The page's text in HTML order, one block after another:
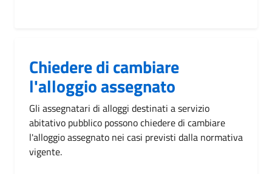
Chiedere di cambiare
l'alloggio assegnato
Gli assegnatari di alloggi destinati a servizio
abitativo pubblico possono chiedere di cambiare
l'alloggio assegnato nei casi previsti dalla normativa
vigente.